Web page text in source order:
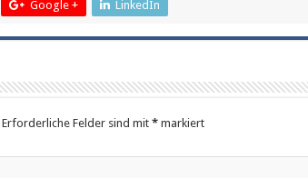
Google + LinkedIn
Erforderliche Felder sind mit *markiert